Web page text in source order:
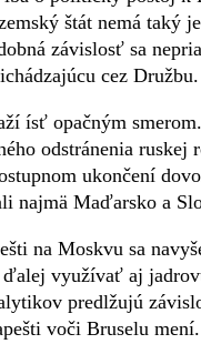
štát nemá taký
závislosť sa
cez Družbu.
ísť opačným
odstránenia
ukončení
najmä Maďarsko a
na Moskvu sa
využívať aj
predlžujú
voči Bruselu mení.